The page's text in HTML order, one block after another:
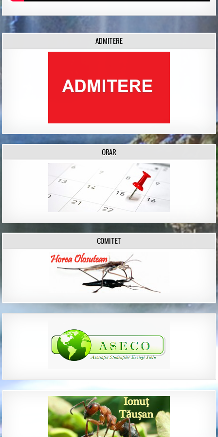
ADMITERE
ORAR
COMITET